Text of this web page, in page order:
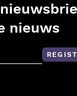
nieuws